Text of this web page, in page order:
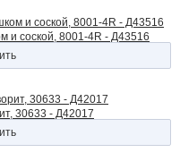
и соской, 8001-4R - Д43516
30633 - Д42017